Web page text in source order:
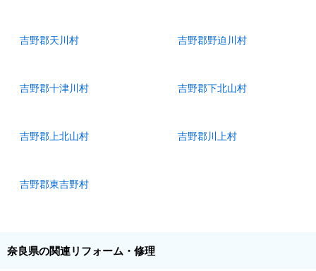
吉野郡天川村 吉野郡野迫川村
吉野郡十津川村 吉野郡下北山村
吉野郡上北山村 吉野郡川上村
吉野郡東吉野村
奈良県の関連リフォーム・修理